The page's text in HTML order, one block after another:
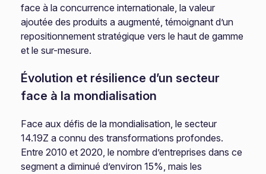
face à la concurrence internationale, la valeur
ajoutée des produits a augmenté, témoignant d’un
repositionnement stratégique vers le haut de gamme
et le sur-mesure.
Évolution et résilience d’un secteur
face à la mondialisation
Face aux défis de la mondialisation, le secteur
14.19Z a connu des transformations profondes.
Entre 2010 et 2020, le nombre d’entreprises dans ce
segment a diminué d’environ 15%, mais les